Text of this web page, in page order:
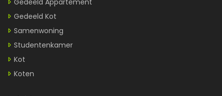
Gedeeld Appartement
Gedeeld Kot
Samenwoning
Studentenkamer
Kot
Koten